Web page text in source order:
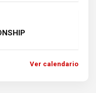
Ver calendario